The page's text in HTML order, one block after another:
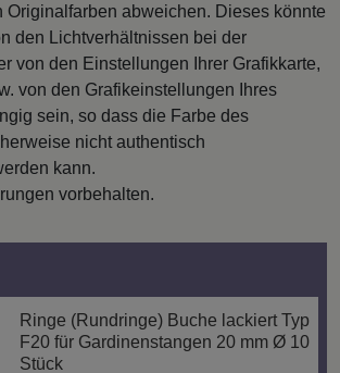
Originalfarben abweichen. Dieses könnte
den Lichtverhältnissen bei der
von den Einstellungen Ihrer Grafikkarte,
von den Grafikeinstellungen Ihres
sein, so dass die Farbe des
nicht authentisch
kann.
vorbehalten.
Ringe (Rundringe) Buche lackiert Typ
F20 für Gardinenstangen 20 mm Ø 10
Stück